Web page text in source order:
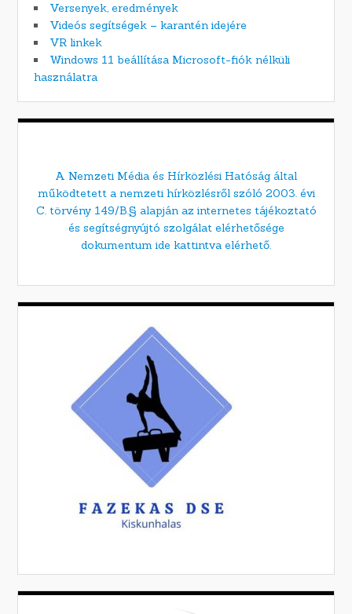
Versenyek, eredmények
Videós segítségek – karantén idejére
VR linkek
Windows 11 beállítása Microsoft-fiók nélküli
használatra
A Nemzeti Média és Hírközlési Hatóság által
működtetett a nemzeti hírközlésről szóló 2003. évi
C. törvény 149/B.§ alapján az internetes tájékoztató
és segítségnyújtó szolgálat elérhetősége
dokumentum ide kattintva elérhető.